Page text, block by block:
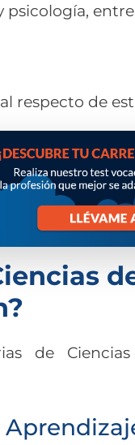
psicología,
respecto de
de